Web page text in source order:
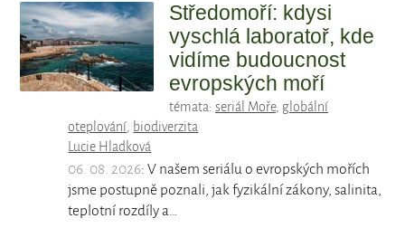
Středomoří: kdysi
vyschlá laboratoř, kde
vidíme budoucnost
evropských moří
témata: seriál Moře, globální
oteplování, biodiverzita
Lucie Hladková
06. 08. 2026: V našem seriálu o evropských mořích
jsme postupně poznali, jak fyzikální zákony, salinita,
teplotní rozdíly a…